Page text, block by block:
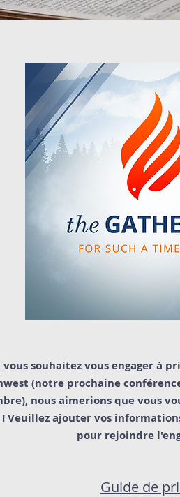
vous souhaitez vous engager à
(notre prochaine
nous aimerions que vous
Veuillez ajouter vos
pour rejoindre
Guide de